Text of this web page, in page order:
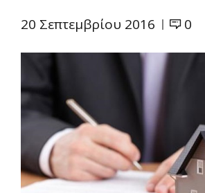
20 Σεπτεμβρίου 2016 0